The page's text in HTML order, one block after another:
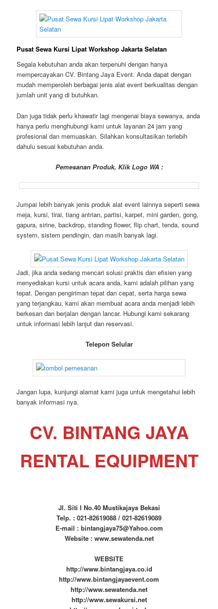
Pusat Sewa Kursi Lipat Workshop Jakarta Selatan
Segala kebutuhan anda akan terpenuhi dengan hanya
mempercayakan CV. Bintang Jaya Event. Anda dapat dengan
mudah memperoleh berbagai jenis alat event berkualitas dengan
jumlah unit yang di butuhkan.
Dan juga tidak perlu khawatir lagi mengenai biaya sewanya, anda
hanya perlu menghubungi kami untuk layanan 24 jam yang
profesional dan memuaskan. Silahkan konsultasikan terlebih
dahulu sesuai kebutuhan anda.
Pemesanan Produk, Klik Logo WA :
Jumpai lebih banyak jenis produk alat event lainnya seperti sewa
meja, kursi, tirai, tiang antrian, partisi, karpet, mini garden, gong,
gapura, sirine, backdrop, standing flower, flip chart, tenda, sound
system, sistem pendingin, dan masih banyak lagi.
Jadi, jika anda sedang mencari solusi praktis dan efisien yang
menyediakan kursi untuk acara anda, kami adalah pilihan yang
tepat. Dengan pengiriman tepat dan cepat, serta harga sewa
yang terjangkau, kami akan membuat acara anda menjadi lebih
berkesan dan berjalan dengan lancar. Hubungi kami sekarang
untuk informasi lebih lanjut dan reservasi.
Telepon Selular
Jangan lupa, kunjungi alamat kami juga untuk mengetahui lebih
banyak informasi nya.
CV. BINTANG JAYA
RENTAL EQUIPMENT
Jl. Siti I No.40 Mustikajaya Bekasi
Telp. : 021-82619088 / 021-82619089
E-mail : bintangjaya75@Yahoo.com
Website : www.sewatenda.net
WEBSITE
http://www.bintangjaya.co.id
http://www.bintangjayaevent.com
http://www.sewatenda.net
http://www.sewakursi.net